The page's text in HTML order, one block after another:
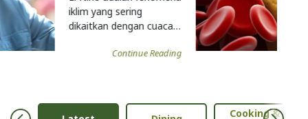
Kolesterol adalah zat
lemak yang secara alami
ditemukan dalam tubuh
...